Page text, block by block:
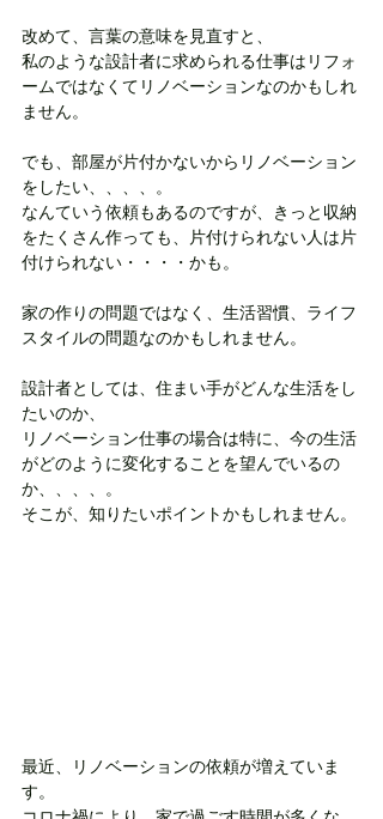
改めて、言葉の意味を見直すと、
私のような設計者に求められる仕事はリフォ
ームではなくてリノベーションなのかもしれ
ません。
でも、部屋が片付かないからリノベーション
をしたい、、、、。
なんていう依頼もあるのですが、きっと収納
をたくさん作っても、片付けられない人は片
付けられない・・・・かも。
家の作りの問題ではなく、生活習慣、ライフ
スタイルの問題なのかもしれません。
設計者としては、住まい手がどんな生活をし
たいのか、
リノベーション仕事の場合は特に、今の生活
がどのように変化することを望んでいるの
か、、、、。
そこが、知りたいポイントかもしれません。
最近、リノベーションの依頼が増えていま
す。